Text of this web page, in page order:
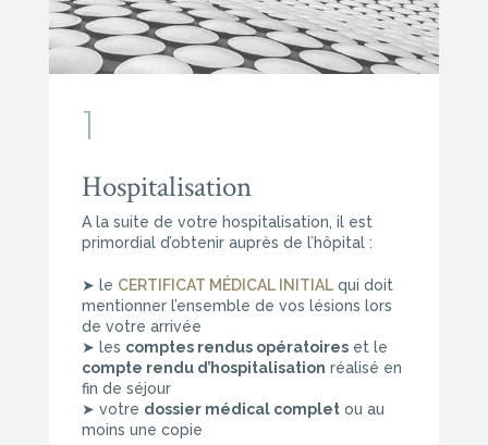
1
Hospitalisation
A la suite de votre hospitalisation, il est
primordial d’obtenir auprès de l’hôpital :
➤ le CERTIFICAT MÉDICAL INITIALqui doit
mentionner l’ensemble de vos lésions lors
de votre arrivée
➤ les comptes rendus opératoireset le
compte rendu d’hospitalisation réalisé en
fin de séjour
➤ votre dossier médical completou au
moins une copie